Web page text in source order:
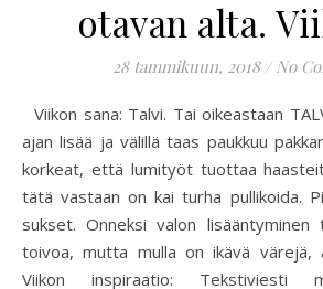
otavan alta.
28 tammikuun, 2018 / No
Viikon sana: Talvi. Tai oikeastaan TALVI. Lunta tulee koko
ajan lisää ja välillä taas paukkuu
korkeat, että lumityöt tuottaa
tätä vastaan on kai turha pullikoida.
sukset. Onneksi valon lisääntyminen
toivoa, mutta mulla on ikävä värejä,
Viikon inspiraatio: Tekstiviesti